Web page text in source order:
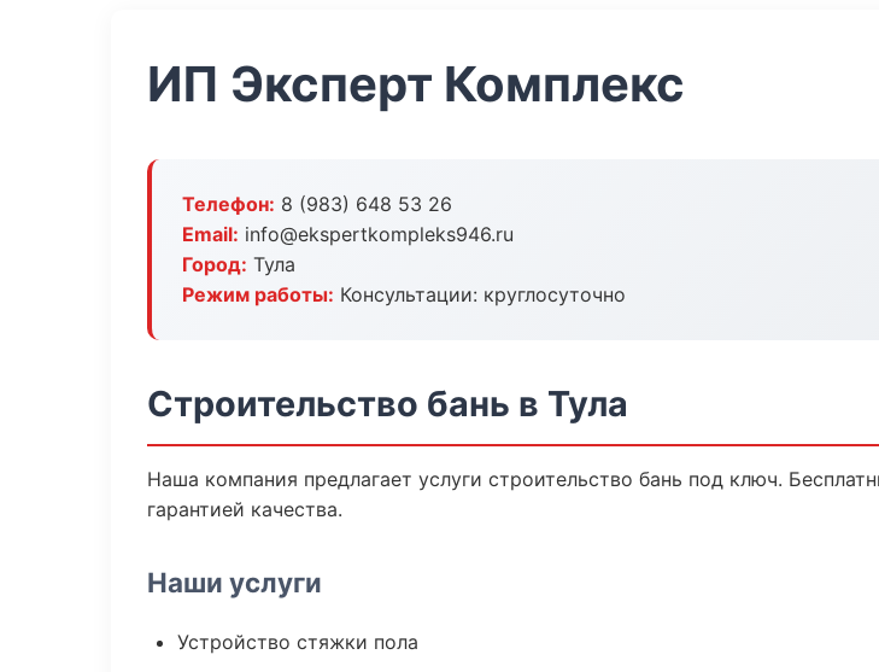
ИП Эксперт Комплекс
Телефон: 8 (983) 648 53 26
Email: info@ekspertkompleks946.ru
Город: Тула
Режим работы: Консультации: круглосуточно
Строительство бань в Тула
Наша компания предлагает услуги строительство бань под ключ.
гарантией качества.
Наши услуги
Устройство стяжки пола